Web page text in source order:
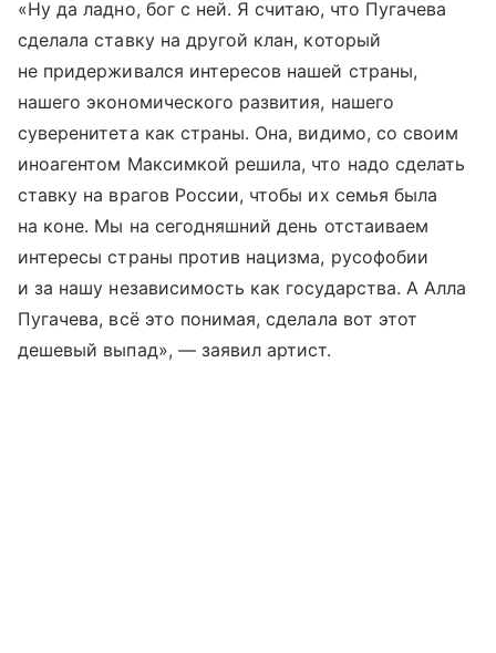
«Ну да ладно, бог с ней. Я считаю, что Пугачева
сделала ставку на другой клан, который
не придерживался интересов нашей страны,
нашего экономического развития, нашего
суверенитета как страны. Она, видимо, со своим
иноагентом Максимкой решила, что надо сделать
ставку на врагов России, чтобы их семья была
на коне. Мы на сегодняшний день отстаиваем
интересы страны против нацизма, русофобии
и за нашу независимость как государства. А Алла
Пугачева, всё это понимая, сделала вот этот
дешевый выпад», — заявил артист.